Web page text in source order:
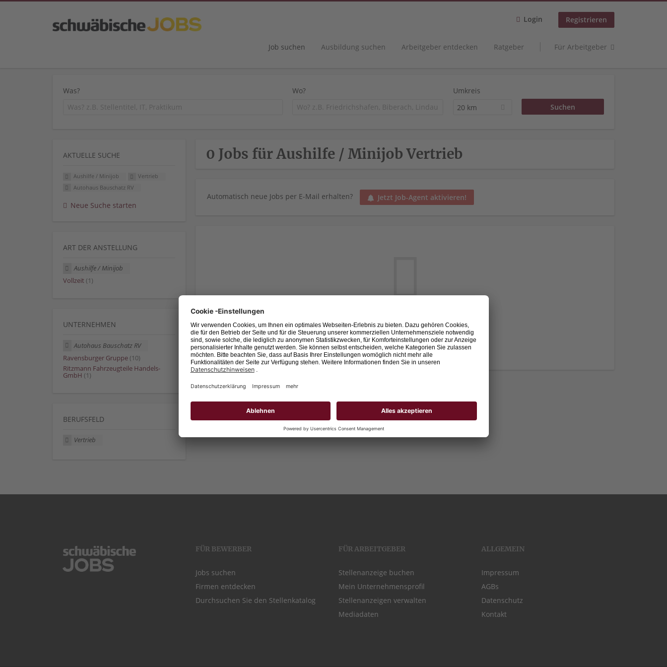
Login Registrieren
Job suchen Ausbildung suchen Arbeitgeber entdecken Ratgeber Für Arbeitgeber
Was? Wo?
Umkreis
20 km
0 Jobs für Aushilfe / Minijob Vertrieb
Automatisch neue Jobs per E-Mail erhalten? Jetzt Job-Agent aktivieren!
Leider keine Jobs gefunden.
Neue Suche starten
AKTUELLE SUCHE
Aushilfe / Minijob
Vertrieb
Autohaus Bauschatz RV
Neue Suche starten
ART DER ANSTELLUNG
Aushilfe / Minijob
Vollzeit (1)
UNTERNEHMEN
Autohaus Bauschatz RV
Ravensburger Gruppe (10)
Ritzmann Fahrzeugteile Handels-
GmbH (1)
BERUFSFELD
Vertrieb
FÜR BEWERBER
Jobs suchen
Firmen entdecken
Durchsuchen Sie den Stellenkatalog
FÜR ARBEITGEBER
Stellenanzeige buchen
Mein Unternehmensprofil
Stellenanzeigen verwalten
Mediadaten
ALLGEMEIN
Impressum
AGBs
Datenschutz
Kontakt